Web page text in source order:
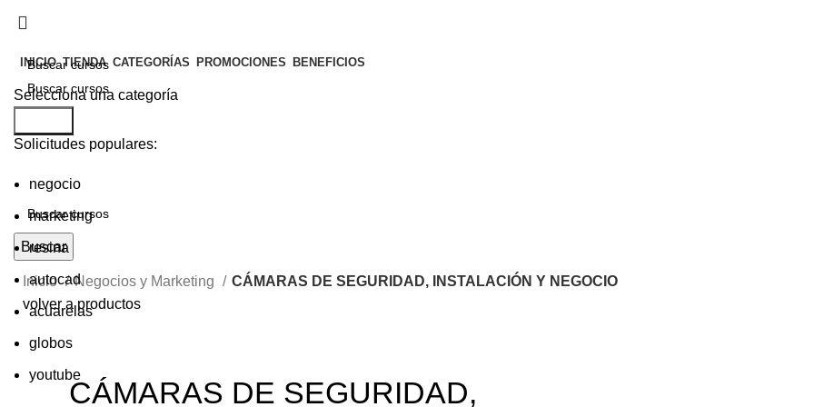
INICIO TIENDA CATEGORÍAS PROMOCIONES BENEFICIOS
Buscar
Inicio Negocios y Marketing
CÁMARAS DE SEGURIDAD, INSTALACIÓN Y NEGOCIO
volver a productos
CÁMARAS DE SEGURIDAD,
Selecciona una categoría
Solicitudes populares:
negocio
marketing
resina
autocad
acuarelas
globos
youtube